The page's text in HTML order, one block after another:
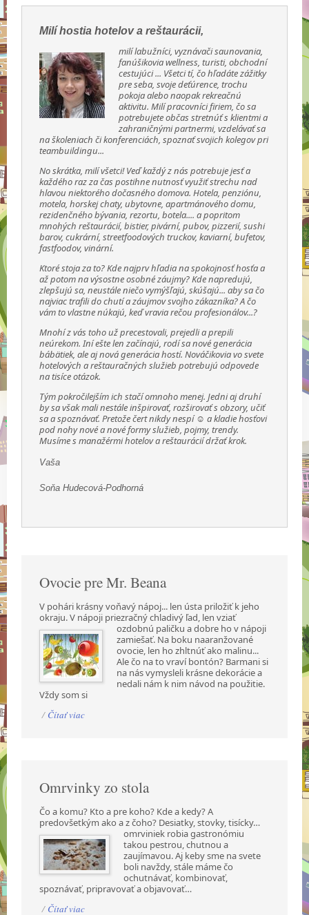
Milí hostia hotelov a reštaurácii,
milí labužníci, vyznávači saunovania,
fanúšikovia wellness, turisti, obchodní
cestujúci ... Všetci tí, čo hľadáte zážitky
pre seba, svoje deťúrence, trochu
pokoja alebo naopak rekreačnú
aktivitu. Milí pracovníci firiem, čo sa
potrebujete občas stretnúť s klientmi a
zahraničnými partnermi, vzdelávať sa
na školeniach či konferenciách, spoznať svojich kolegov pri
teambuildingu...
No skrátka, milí všetci! Veď každý z nás potrebuje jesť a
každého raz za čas postihne nutnosť využiť strechu nad
hlavou niektorého dočasného domova. Hotela, penziónu,
motela, horskej chaty, ubytovne, apartmánového domu,
rezidenčného bývania, rezortu, botela.... a popritom
mnohých reštaurácií, bistier, pivární, pubov, pizzerií, sushi
barov, cukrární, streetfoodových truckov, kaviarní, bufetov,
fastfoodov, vinární.
Ktoré stoja za to? Kde najprv hľadia na spokojnosť hosťa a
až potom na výsostne osobné záujmy? Kde napredujú,
zlepšujú sa, neustále niečo vymýšľajú, skúšajú... aby sa čo
najviac trafili do chutí a záujmov svojho zákazníka? A čo
vám to vlastne núkajú, keď vravia rečou profesionálov...?
Mnohí z vás toho už precestovali, prejedli a prepili
neúrekom. Iní ešte len začínajú, rodí sa nové generácia
bábätiek, ale aj nová generácia hostí. Nováčikovia vo svete
hotelových a reštauračných služieb potrebujú odpovede
na tisíce otázok.
Tým pokročilejším ich stačí omnoho menej. Jedni aj druhí
by sa však mali nestále inšpirovať, rozširovať s obzory, učiť
sa a spoznávať. Pretože čert nikdy nespí ☺ a kladie hosťovi
pod nohy nové a nové formy služieb, pojmy, trendy.
Musíme s manažérmi hotelov a reštaurácií držať krok.
Vaša
Soňa Hudecová-Podhorná
Ovocie pre Mr. Beana
V pohári krásny voňavý nápoj... len ústa priložiť k jeho
okraju. V nápoji priezračný chladivý ľad, len vziať
ozdobnú paličku a dobre ho v nápoji
zamiešať. Na boku naaranžované
ovocie, len ho zhltnúť ako malinu...
Ale čo na to vraví bontón? Barmani si
na nás vymysleli krásne dekorácie a
nedali nám k nim návod na použitie.
Vždy som si
/ Čítať viac
Omrvinky zo stola
Čo a komu? Kto a pre koho? Kde a kedy? A
predovšetkým ako a z čoho? Desiatky, stovky,tisícky…
omrviniek robia gastronómiu
takou pestrou, chutnou a
zaujímavou. Aj keby sme na svete
boli navždy, stále máme čo
ochutnávať, kombinovať,
spoznávať, pripravovať a objavovať…
/ Čítať viac